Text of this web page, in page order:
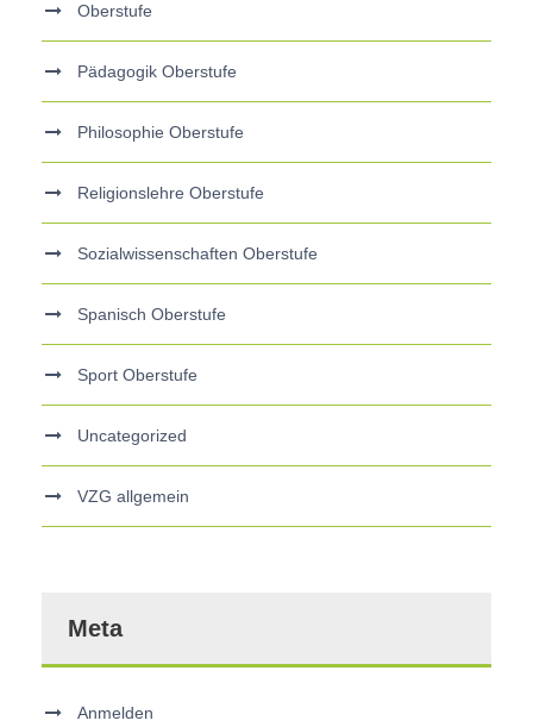
Oberstufe
Pädagogik Oberstufe
Philosophie Oberstufe
Religionslehre Oberstufe
Sozialwissenschaften Oberstufe
Spanisch Oberstufe
Sport Oberstufe
Uncategorized
VZG allgemein
Meta
Anmelden